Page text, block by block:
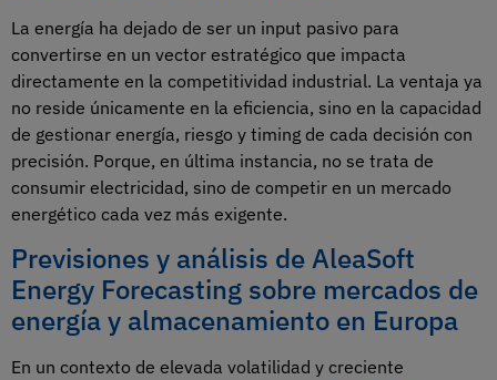
La energía ha dejado de ser un input pasivo para
convertirse en un vector estratégico que impacta
directamente en la competitividad industrial. La ventaja ya
no reside únicamente en la eficiencia, sino en la capacidad
de gestionar energía, riesgo y timing de cada decisión con
precisión. Porque, en última instancia, no se trata de
consumir electricidad, sino de competir en un mercado
energético cada vez más exigente.
Previsiones y análisis de AleaSoft
Energy Forecasting sobre mercados de
energía y almacenamiento en Europa
En un contexto de elevada volatilidad y creciente